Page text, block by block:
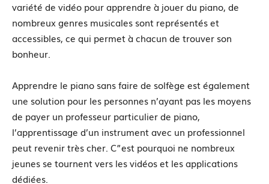
variété de vidéo pour apprendre à jouer du piano, de
nombreux genres musicales sont représentés et
accessibles, ce qui permet à chacun de trouver son
bonheur.
Apprendre le piano sans faire de solfège est également
une solution pour les personnes n’ayant pas les moyens
de payer un professeur particulier de piano,
l’apprentissage d’un instrument avec un professionnel
peut revenir très cher. C”est pourquoi ne nombreux
jeunes se tournent vers les vidéos et les applications
dédiées.